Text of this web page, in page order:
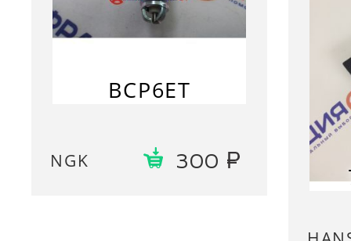
BCP6ET
NGK 300